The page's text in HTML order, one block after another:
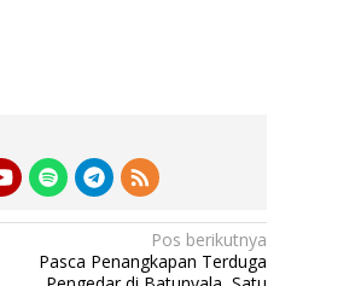
Pos berikutnya
Pasca Penangkapan Terduga